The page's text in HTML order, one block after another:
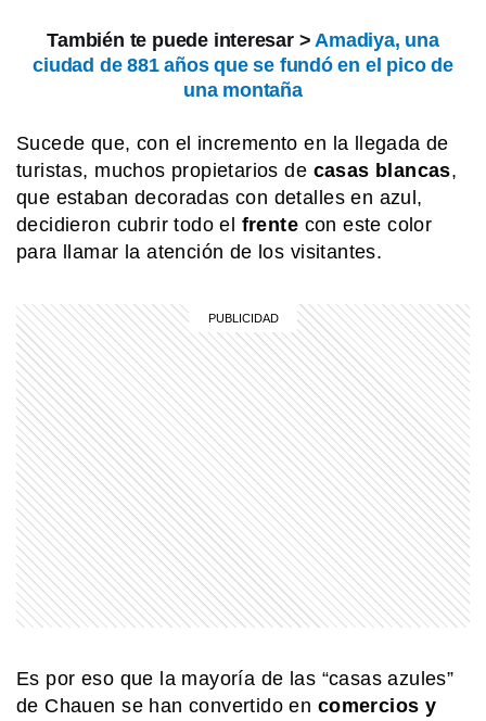
También te puede interesar >Amadiya, una
ciudad de 881 años que se fundó en el pico de
una montaña
Sucede que, con el incremento en la llegada de
turistas, muchos propietarios de casas blancas,
que estaban decoradas con detalles en azul,
decidieron cubrir todo el frente con este color
para llamar la atención de los visitantes.
Es por eso que la mayoría de las “casas azules”
de Chauen se han convertido en comercios y
EL MUNDO
La ciudad sueca de los pepinos, los
vikingos y la electricidad
SABER MAS
¿Qué significa cuando los perros se
ponen panza arriba?
Barbican Estate: el complejo de
Londres que parece una ciudad
dentro de la ciudad
MI PAIS
Conocé el nombre completo de
Manuel Belgrano
COMUNIDAD EDUCATIVA
Crianza 2.0: qué son las vacunas y
por qué son importantes desde la
primera infancia
atractiva?